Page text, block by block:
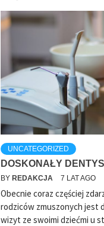
UNCATEGORIZED
DOSKONAŁY
BY REDAKCJA 7 LAT AGO
Obecnie coraz częściej
rodziców zmuszonych jest
wizyt ze swoimi dziećmi u